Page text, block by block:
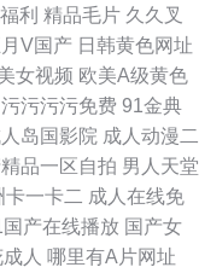
利 精品毛片 久久叉
V国产 日韩黄色网址
女视频 欧美A级黄色
污污污污免费 91金典
岛国影院 成人动漫二
品一区自拍 男人天堂
卡一卡二 成人在线免
国产在线播放 国产女
人 哪里有A片网址